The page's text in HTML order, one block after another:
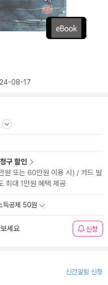
08-17
구 할인
원 또는 60만원 이용 시) / 카드 발
최대 1만원 혜택 제공
득공제 50원
세요 신청
신간알림 신청